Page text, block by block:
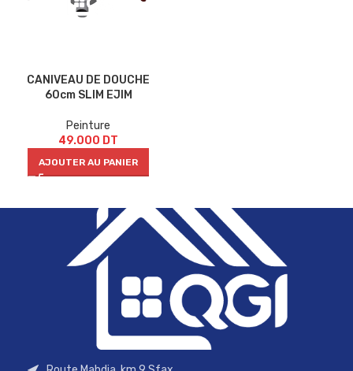
CANIVEAU DE DOUCHE
60cm SLIM EJIM
Peinture
49.000 DT
AJOUTER AU PANIER